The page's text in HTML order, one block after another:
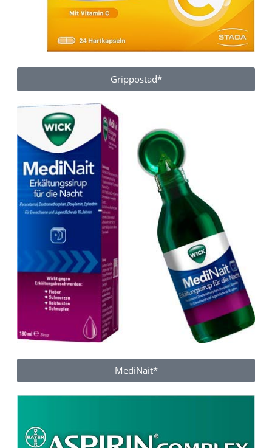
Grippostad*
MediNait*